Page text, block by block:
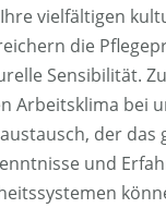
vielfältigen
die
Sensibilität.
Arbeitsklima bei
der das
und